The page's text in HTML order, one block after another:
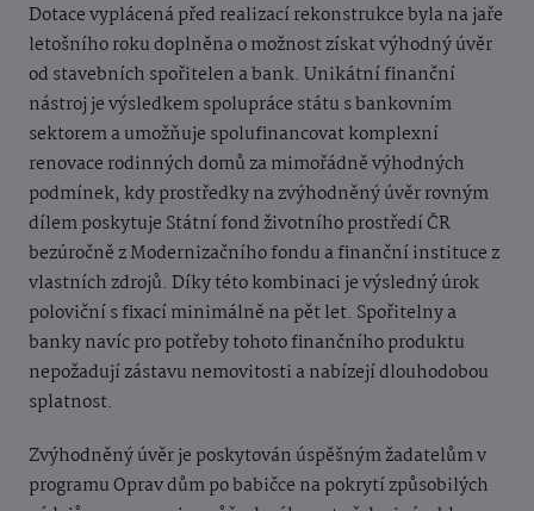
Dotace vyplácená před realizací rekonstrukce byla na jaře
letošního roku doplněna o možnost získat výhodný úvěr
od stavebních spořitelen a bank. Unikátní finanční
nástroj je výsledkem spolupráce státu s bankovním
sektorem a umožňuje spolufinancovat komplexní
renovace rodinných domů za mimořádně výhodných
podmínek, kdy prostředky na zvýhodněný úvěr rovným
dílem poskytuje Státní fond životního prostředí ČR
bezúročně z Modernizačního fondu a finanční instituce z
vlastních zdrojů. Díky této kombinaci je výsledný úrok
poloviční s fixací minimálně na pět let. Spořitelny a
banky navíc pro potřeby tohoto finančního produktu
nepožadují zástavu nemovitosti a nabízejí dlouhodobou
splatnost.
Zvýhodněný úvěr je poskytován úspěšným žadatelům v
programu Oprav dům po babičce na pokrytí způsobilých